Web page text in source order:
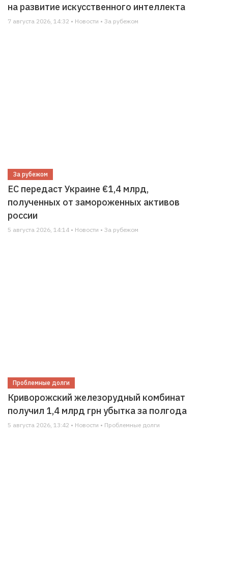
на развитие искусственного интеллекта
7 августа 2026, 14:32 • Новости • За рубежом
За рубежом
ЕС передаст Украине €1,4 млрд,
полученных от замороженных активов
россии
5 августа 2026, 14:14 • Новости • За рубежом
Проблемные долги
Криворожский железорудный комбинат
получил 1,4 млрд грн убытка за полгода
5 августа 2026, 13:42 • Новости • Проблемные долги